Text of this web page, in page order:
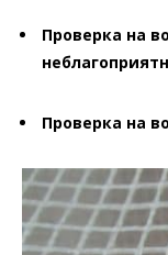
Проверка на
Проверка на